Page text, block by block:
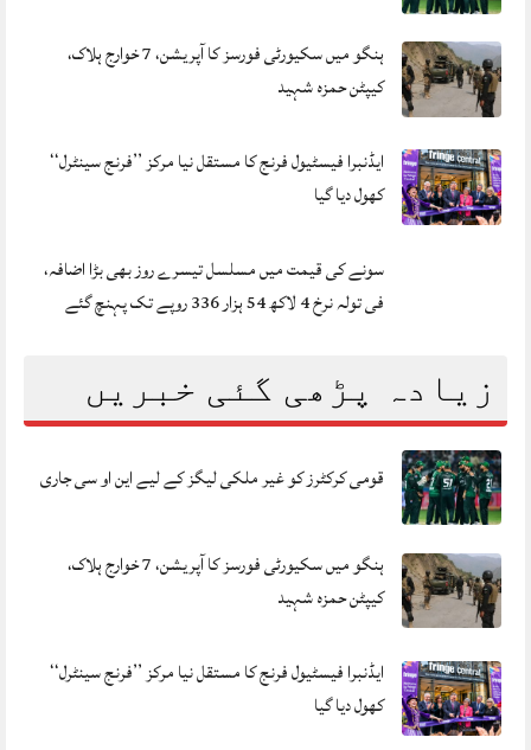
ہنگو میں سکیورٹی فورسز کا آپریشن، 7 خوارج ہلاک،
کیپٹن حمزہ شہید
ایڈنبرا فیسٹیول فرنج کا مستقل نیا مرکز ’’فرنج سینٹرل‘‘
کھول دیا گیا
سونے کی قیمت میں مسلسل تیسرے روز بھی بڑا اضافہ،
فی تولہ نرخ 4 لاکھ 54 ہزار 336 روپے تک پہنچ گئے
زیادہ پڑھی گئی خبریں
قومی کرکٹرز کو غیر ملکی لیگز کے لیے این او سی جاری
ہنگو میں سکیورٹی فورسز کا آپریشن، 7 خوارج ہلاک،
کیپٹن حمزہ شہید
ایڈنبرا فیسٹیول فرنج کا مستقل نیا مرکز ’’فرنج سینٹرل‘‘
کھول دیا گیا